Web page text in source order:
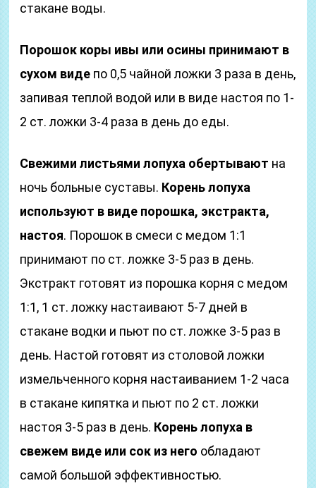
стакане воды.
Порошок коры ивы или осины принимают в
сухом виде по 0,5 чайной ложки 3 раза в день,
запивая теплой водой или в виде настоя по 1-
2 ст. ложки 3-4 раза в день до еды.
Свежими листьями лопуха обертывают на
ночь больные суставы. Корень лопуха
используют в виде порошка, экстракта,
настоя. Порошок в смеси с медом 1:1
принимают по ст. ложке 3-5 раз в день.
Экстракт готовят из порошка корня с медом
1:1, 1 ст. ложку настаивают 5-7 дней в
стакане водки и пьют по ст. ложке 3-5 раз в
день. Настой готовят из столовой ложки
измельченного корня настаиванием 1-2 часа
в стакане кипятка и пьют по 2 ст. ложки
настоя 3-5 раз в день. Корень лопуха в
свежем виде или сок из него обладают
самой большой эффективностью.